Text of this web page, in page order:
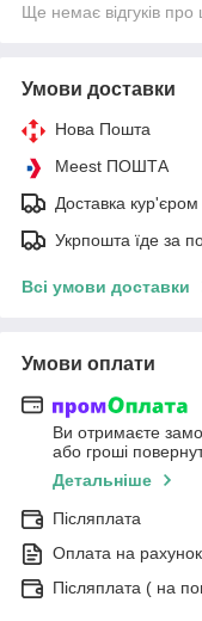
Ще немає відгуків про
Умови доставки
Нова Пошта
Meest ПОШТА
Доставка кур'єром
Укрпошта їде за
Всі умови доставки
Умови оплати
Ви отримаєте
або гроші
Детальніше
Післяплата
Оплата на рахунок
Післяплата ( на